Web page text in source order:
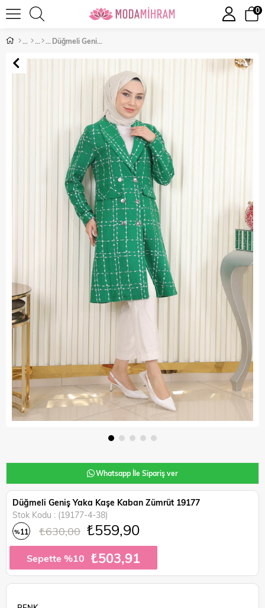
0
Düğmeli Geniş Yaka Kaşe Kaban Zümrüt 19177
Whatsapp İle Sipariş ver
Düğmeli Geniş Yaka Kaşe Kaban Zümrüt 19177
Stok Kodu
(19177-4-38)
%11 ₺630,00 ₺559,90
Sepette %10 ₺503,91